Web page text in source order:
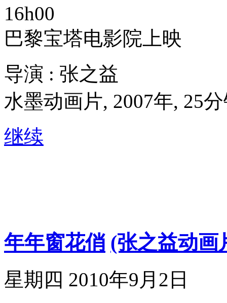
16h00
巴黎宝塔电影院上映
导演 : 张之益
水墨动画片, 2007年, 25
继续
年年窗花俏 (张之益动画
星期四 2010年9月2日